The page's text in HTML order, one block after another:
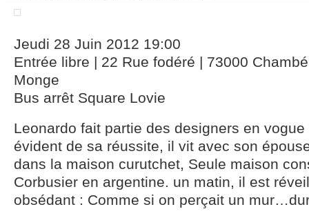
Jeudi 28 Juin 2012 19:00
Entrée libre | 22 Rue fodéré | 73000
Monge
Bus arrêt Square Lovie
Leonardo fait partie des designers en
évident de sa réussite, il vit avec son
dans la maison curutchet, Seule maison
Corbusier en argentine. un matin, il est
obsédant : Comme si on perçait un